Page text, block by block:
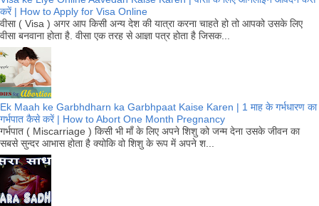
करें | How to Apply for Visa Online
वीसा ( Visa ) अगर आप किसी अन्य देश की यात्रा करना चाहते हो तो आपको उसके लिए
वीसा बनवाना होता है. वीसा एक तरह से आज्ञा पत्र होता है जिसक...
Ek Maah ke Garbhdharn ka Garbhpaat Kaise Karen | 1 माह के गर्भधारण का
गर्भपात कैसे करें | How to Abort One Month Pregnancy
गर्भपात ( Miscarriage ) किसी भी माँ के लिए अपने शिशु को जन्म देना उसके जीवन का
सबसे सुन्दर आभास होता है क्योकि वो शिशु के रूप में अपने श...